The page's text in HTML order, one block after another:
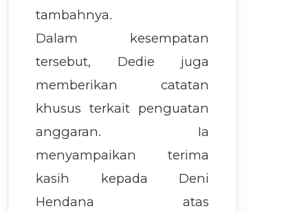
tambahnya.
Dalam kesempatan
tersebut, Dedie juga
memberikan catatan
khusus terkait penguatan
anggaran. Ia
menyampaikan terima
kasih kepada Deni
Hendana atas